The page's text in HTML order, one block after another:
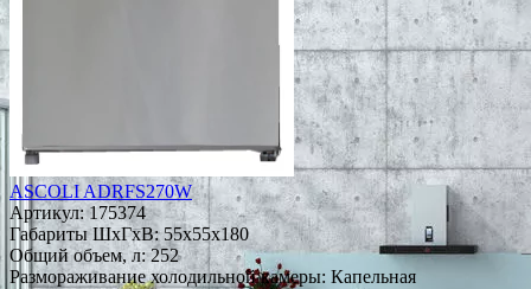
ASCOLI ADRFS270W
Артикул:175374
Габариты ШxГxВ: 55x55x180
Общий объем, л: 252
Размораживание холодильной камеры: Капельная